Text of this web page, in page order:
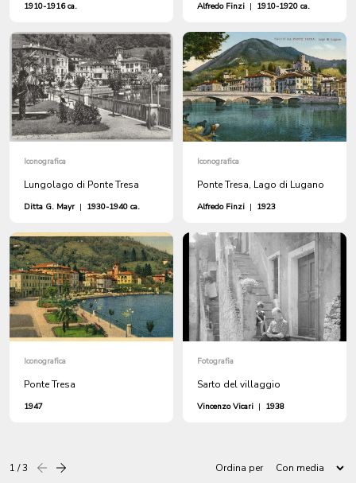
1910-1916 ca. Alfredo Finzi | 1910-1920 ca.
Iconografica
Lungolago di Ponte Tresa
Ditta G. Mayr | 1930-1940 ca.
Iconografica
Ponte Tresa, Lago di Lugano
Alfredo Finzi | 1923
Iconografica
Ponte Tresa
1947
Fotografia
Sarto del villaggio
Vincenzo Vicari | 1938
1 / 3 Precedentesuccessiva Ordina per